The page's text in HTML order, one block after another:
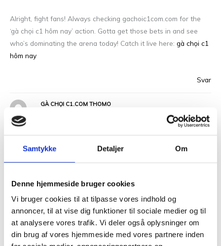
Samtykke Detaljer Om
Denne hjemmeside bruger cookies
Vi bruger cookies til at tilpasse vores indhold og
annoncer, til at vise dig funktioner til sociale medier og til
at analysere vores trafik. Vi deler også oplysninger om
din brug af vores hjemmeside med vores partnere inden
Alright, fight fans! Always checking gachoic1com.com for the
‘gà chọi c1 hôm nay’ action. Gotta get those bets in and see
who’s dominating the arena today! Catch it live here: gà chọi c1
hôm nay
Svar
GÀ CHỌI C1.COM THOMO
chọi c1.com thomo
GACHOIC1
MARTS 18, 2026 KL. 5:55 PM
For everything ‘gachoic1’, this is where I go. Give it a look: